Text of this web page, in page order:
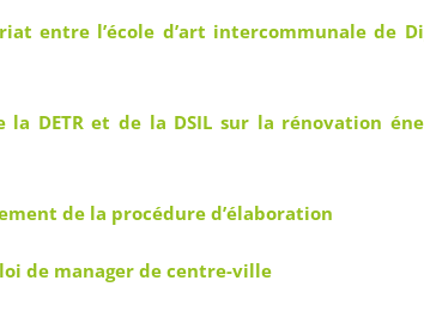
entre l’école d’art intercommunale de
DETR et de la DSIL sur la rénovation
de la procédure d’élaboration
de manager de centre-ville